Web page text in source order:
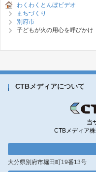
わくわくとんぼビデオ
まちづくり
別府市
子どもが火の用心を呼びかけ
CTBメディアについて
当
CTBメディア
大分県別府市堀田町19番13号